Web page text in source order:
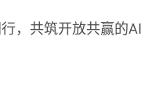
，共筑开放共赢的